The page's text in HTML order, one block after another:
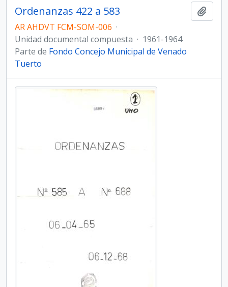
Ordenanzas 422 a 583
AR AHDVT FCM-SOM-006 ·
Unidad documental compuesta · 1961-1964
Parte de Fondo Concejo Municipal de Venado
Tuerto